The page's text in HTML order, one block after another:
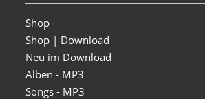
Shop
Shop | Download
Neu im Download
Alben - MP3
Songs - MP3